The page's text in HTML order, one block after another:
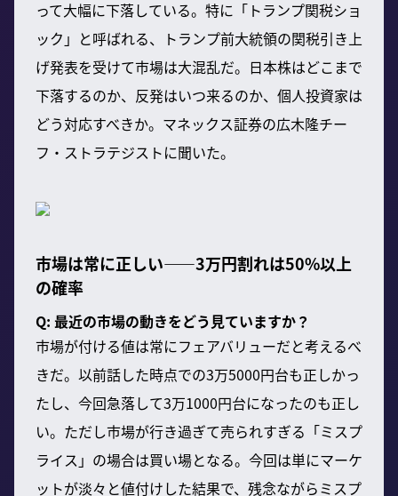
って大幅に下落している。特に「トランプ関税ショ
ック」と呼ばれる、トランプ前大統領の関税引き上
げ発表を受けて市場は大混乱だ。日本株はどこまで
下落するのか、反発はいつ来るのか、個人投資家は
どう対応すべきか。マネックス証券の広木隆チー
フ・ストラテジストに聞いた。
市場は常に正しい——3万円割れは50%以上
の確率
Q: 最近の市場の動きをどう見ていますか？
市場が付ける値は常にフェアバリューだと考えるべ
きだ。以前話した時点での3万5000円台も正しかっ
たし、今回急落して3万1000円台になったのも正し
い。ただし市場が行き過ぎて売られすぎる「ミスプ
ライス」の場合は買い場となる。今回は単にマーケ
ットが淡々と値付けした結果で、残念ながらミスプ